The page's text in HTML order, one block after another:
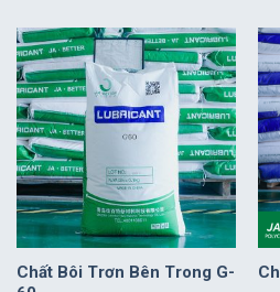
Chất Bôi Trơn Bên Trong G-